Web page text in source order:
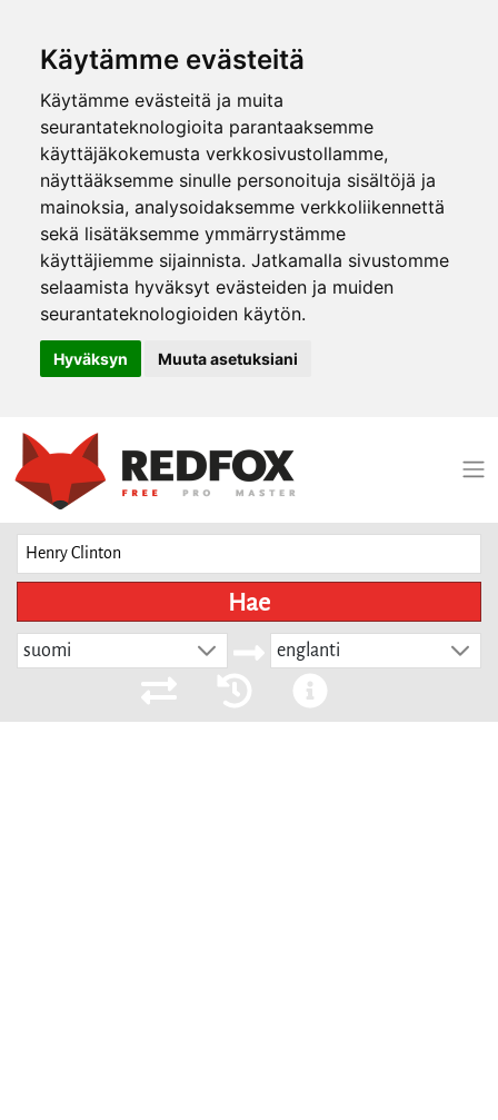
Käytämme evästeitä
Käytämme evästeitä ja muita
seurantateknologioita parantaaksemme
käyttäjäkokemusta verkkosivustollamme,
näyttääksemme sinulle personoituja sisältöjä ja
mainoksia, analysoidaksemme verkkoliikennettä
sekä lisätäksemme ymmärrystämme
käyttäjiemme sijainnista. Jatkamalla sivustomme
selaamista hyväksyt evästeiden ja muiden
seurantateknologioiden käytön.
Hyväksyn Muuta asetuksiani
Hae
suomi englanti